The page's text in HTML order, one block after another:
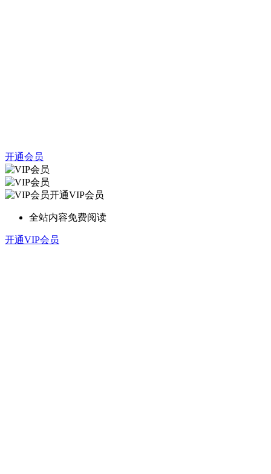
开通会员
开通VIP会员
全站内容免费阅读
开通VIP会员